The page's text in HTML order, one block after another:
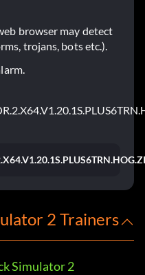
browser may detect
trojans, bots etc.).
2 Trainers
Simulator 2